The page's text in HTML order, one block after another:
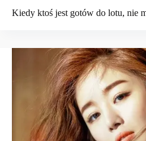
Kiedy ktoś jest gotów do lotu, nie